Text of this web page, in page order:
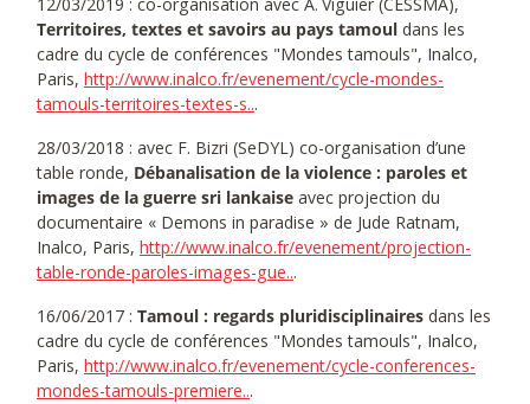
Territoires, textes et savoirs au pays tamoul dans les
cadre du cycle de conférences "Mondes tamouls", Inalco,
Paris, http://www.inalco.fr/evenement/cycle-mondes-
tamouls-territoires-textes-s...
28/03/2018 : avec F. Bizri (SeDYL) co-organisation d’une
table ronde, Débanalisation de la violence : paroles et
images de la guerre sri lankaise avec projection du
documentaire « Demons in paradise » de Jude Ratnam,
Inalco, Paris, http://www.inalco.fr/evenement/projection-
table-ronde-paroles-images-gue...
16/06/2017 : Tamoul : regards pluridisciplinaires dans les
cadre du cycle de conférences "Mondes tamouls", Inalco,
Paris, http://www.inalco.fr/evenement/cycle-conferences-
mondes-tamouls-premiere...